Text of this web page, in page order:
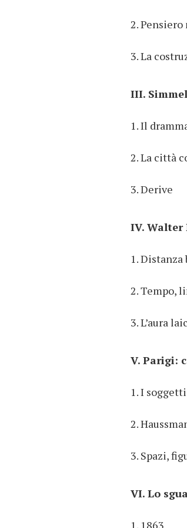
2.
3. La
III.
1. Il
2. La città
3. Derive
IV.
1.
2. Tempo,
3. L’aura
V. Parigi:
1. I
2.
3. Spazi,
VI. Lo
1. 1863